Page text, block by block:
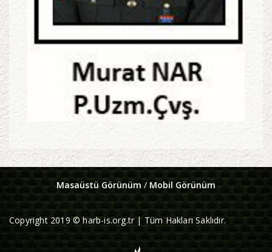
Masaüstü Görünüm/ Mobil Görünüm
Copyright 2019 © harb-is.org.tr | Tüm Hakları Saklıdır.